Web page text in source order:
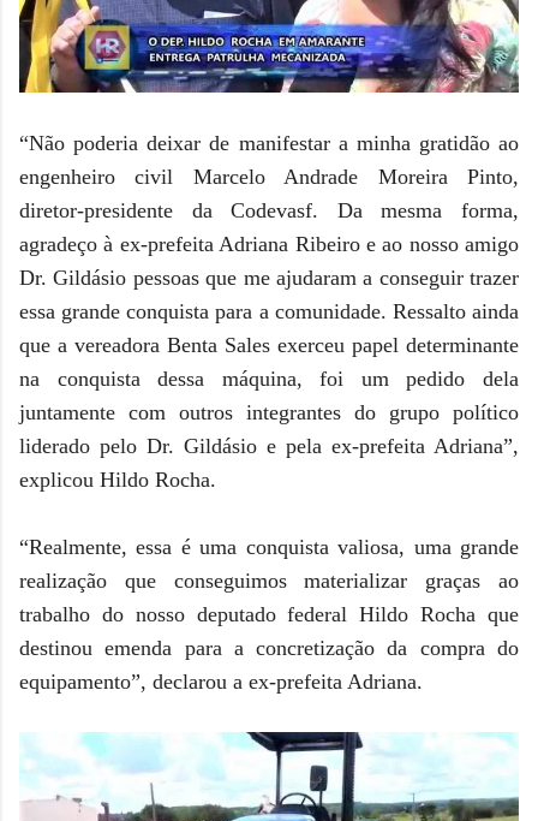
“Não poderia deixar de manifestar a minha gratidão ao
engenheiro civil Marcelo Andrade Moreira Pinto,
diretor-presidente da Codevasf. Da mesma forma,
agradeço à ex-prefeita Adriana Ribeiro e ao nosso amigo
Dr. Gildásio pessoas que me ajudaram a conseguir trazer
essa grande conquista para a comunidade. Ressalto ainda
que a vereadora Benta Sales exerceu papel determinante
na conquista dessa máquina, foi um pedido dela
juntamente com outros integrantes do grupo político
liderado pelo Dr. Gildásio e pela ex-prefeita Adriana”,
explicou Hildo Rocha.
“Realmente, essa é uma conquista valiosa, uma grande
realização que conseguimos materializar graças ao
trabalho do nosso deputado federal Hildo Rocha que
destinou emenda para a concretização da compra do
equipamento”, declarou a ex-prefeita Adriana.